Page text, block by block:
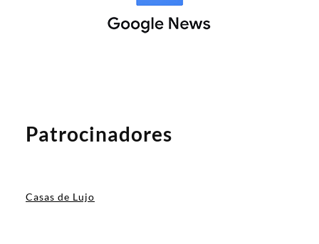
Patrocinadores
Casas de Lujo